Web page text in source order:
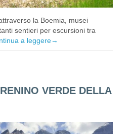
la Boemia, musei
sentieri per escursioni tra
a leggere→
VERDE DELLA